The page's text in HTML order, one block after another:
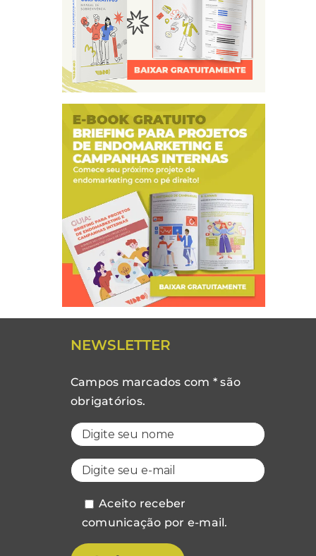
NEWSLETTER
Campos marcados com * são
obrigatórios.
Aceito receber
comunicação por e-mail.